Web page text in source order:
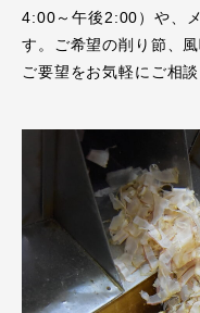
4:00～午後2:00）や、
す。ご希望の削り節、
ご要望をお気軽にご相談